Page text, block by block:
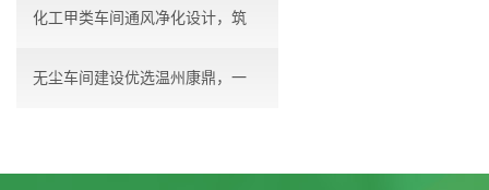
化工甲类车间通风净化设计，筑
牢...
无尘车间建设优选温州康鼎，一